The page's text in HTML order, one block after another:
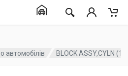
автомобілів BLOCK ASSY,CYLN